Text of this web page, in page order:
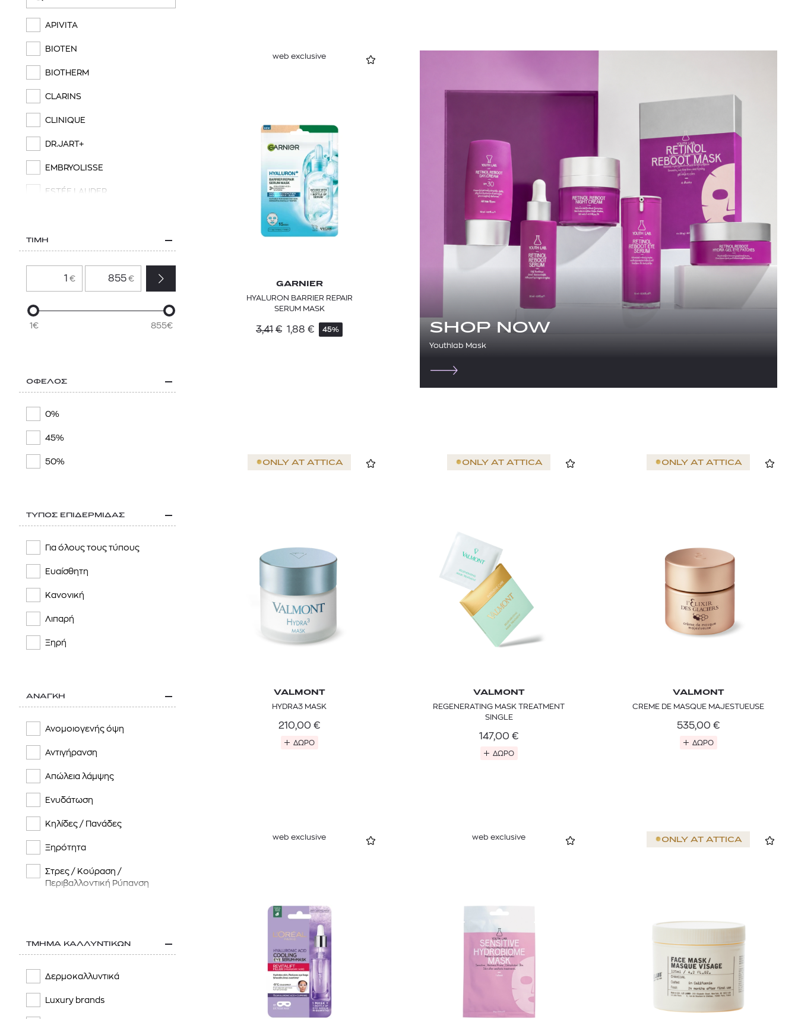
APIVITA
BIOTEN
BIOTHERM
CLARINS
CLINIQUE
DR.JART+
EMBRYOLISSE
ESTÉE LAUDER
GUERLAIN
L’ORÉAL PARIS
NATURA BISSÉ
YOUTH LAB.
ΤΙΜΗ
€ €
1€ 855€
ΟΦΕΛΟΣ
0%
45%
50%
ΤΥΠΟΣ ΕΠΙΔΕΡΜΙΔΑΣ
Για όλους τους τύπους
Ευαίσθητη
Κανονική
Λιπαρή
Ξηρή
ΑΝΑΓΚΗ
Ανομοιογενής όψη
Αντιγήρανση
Απώλεια λάμψης
Ενυδάτωση
Κηλίδες / Πανάδες
Ξηρότητα
Στρες / Κούραση /
Περιβαλλοντική Ρύπανση
ΤΜΗΜΑ ΚΑΛΛΥΝΤΙΚΩΝ
Δερμοκαλλυντικά
Luxury brands
web exclusive
GARNIER
HYALURON BARRIER REPAIR
SERUM MASK
3,41 € 1,88 € 45% SHOP NOW
Youthlab Mask
ONLY AT ATTICA
VALMONT
HYDRA3 MASK
210,00 €
ΔΩΡΟ
ONLY AT ATTICA
VALMONT
REGENERATING MASK TREATMENT
SINGLE
147,00 €
ΔΩΡΟ
ONLY AT ATTICA
VALMONT
CREME DE MASQUE MAJESTUEUSE
535,00 €
ΔΩΡΟ
web exclusive web exclusive ONLY AT ATTICA